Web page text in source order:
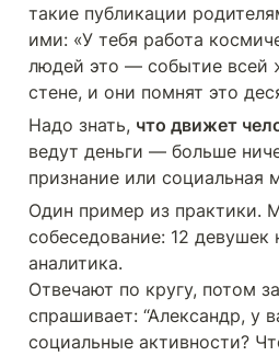
такие публикации
ими: «У тебя работа
людей это — событие всей
стене, и они помнят это
Надо знать, что движет
ведут деньги — больше
признание или социальная
Один пример из практики.
собеседование: 12 девушек
аналитика.
Отвечают по кругу, потом
спрашивает: “Александр, у
социальные активности?